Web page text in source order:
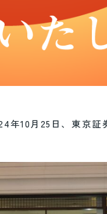
年10月25日、東京